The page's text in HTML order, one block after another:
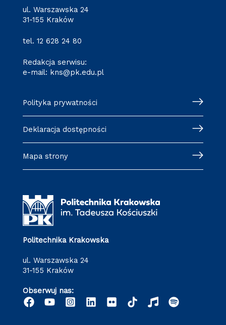
ul. Warszawska 24
31-155 Kraków
tel. 12 628 24 80
Redakcja serwisu:
e-mail: kns@pk.edu.pl
Polityka prywatności
Deklaracja dostępności
Mapa strony
Politechnika Krakowska
ul. Warszawska 24
31-155 Kraków
Obserwuj nas: